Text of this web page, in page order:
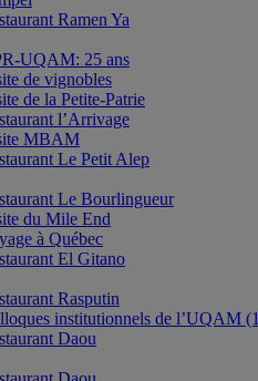
Ramen Ya
UQAM: 25 ans
de vignobles
de la Petite-Patrie
l’Arrivage
MBAM
Le Petit Alep
Le Bourlingueur
du Mile End
à Québec
El Gitano
Rasputin
institutionnels de l’UQAM
Daou